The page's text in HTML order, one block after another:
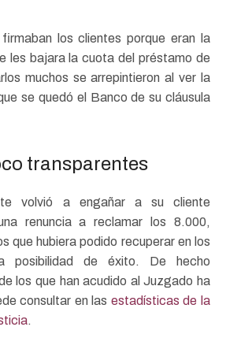
los clientes porque eran la
les bajara la cuota del préstamo de
muchos se arrepintieron al ver la
se quedó el Banco de su cláusula
transparentes
volvió a engañar a su cliente
renuncia a reclamar los 8.000,
que hubiera podido recuperar en los
posibilidad de éxito. De hecho
los que han acudido al Juzgado ha
consultar en las estadísticas de la
.